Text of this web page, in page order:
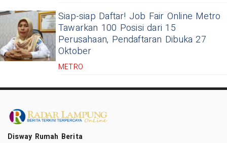
Siap-siap Daftar! Job Fair Online Metro
Tawarkan 100 Posisi dari 15
Perusahaan, Pendaftaran Dibuka 27
Oktober
METRO
Disway Rumah Berita